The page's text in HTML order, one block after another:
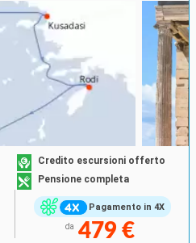
Ricerca
Pagamento in 4X
Credito escursioni offerto
Pensione completa
da 479 €